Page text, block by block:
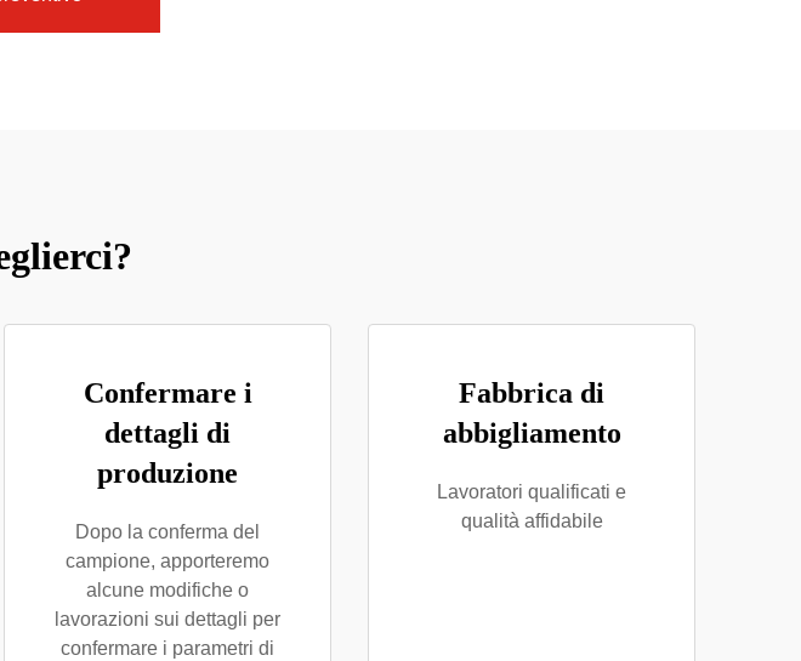
Confermare i
dettagli di
produzione
Dopo la conferma del
campione, apporteremo
alcune modifiche o
lavorazioni sui dettagli per
confermare i parametri di
Fabbrica di
abbigliamento
Lavoratori qualificati e
qualità affidabile